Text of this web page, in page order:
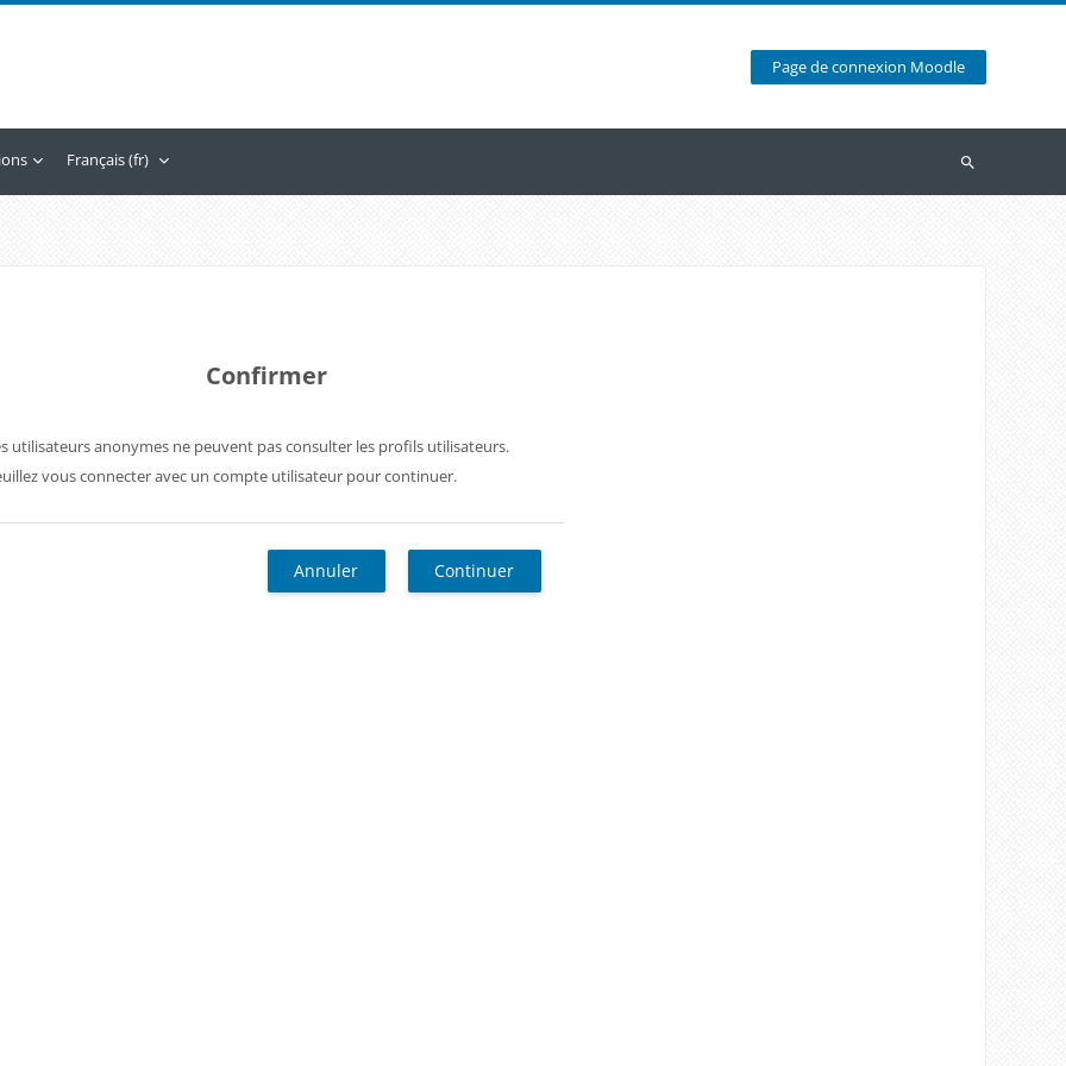
Page de connexion Moodle
Français ‎(fr)‎
Recherche
Confirmer
utilisateurs anonymes ne peuvent pas consulter les profils utilisateurs.
vous connecter avec un compte utilisateur pour continuer.
Annuler Continuer